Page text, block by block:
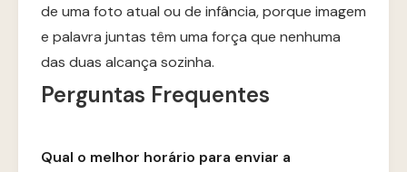
de uma foto atual ou de infância, porque imagem
e palavra juntas têm uma força que nenhuma
das duas alcança sozinha.
Perguntas Frequentes
Qual o melhor horário para enviar a